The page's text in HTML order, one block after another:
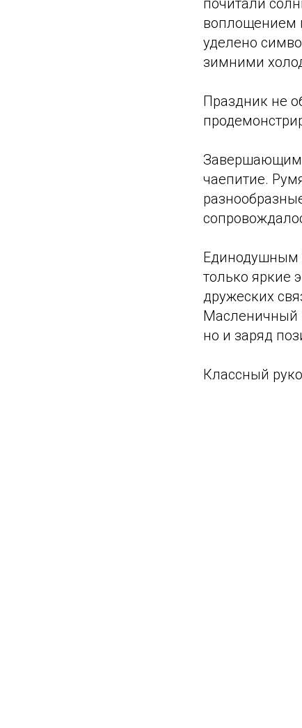
почитали
воплощением
уделено
зимними
Праздник не
Завершающим
чаепитие.
Единодушным
только яркие
дружеских
Масленичный
но и заряд
Классный